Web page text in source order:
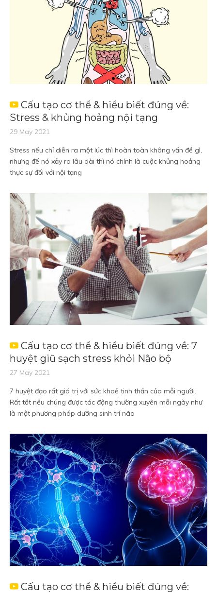
Cấu tạo cơ thể & hiểu biết đúng về:
Stress & khủng hoảng nội tạng
29 May 2021
Stress nếu chỉ diễn ra một lúc thì hoàn toàn không vấn đề gì,
nhưng để nó xảy ra lâu dài thì nó chính là cuộc khủng hoảng
thực sự đối với nội tạng
Cấu tạo cơ thể & hiểu biết đúng về: 7
huyệt giũ sạch stress khỏi Não bộ
27 May 2021
7 huyệt đạo rất giá trị với sức khoẻ tinh thần của mỗi người.
Rất tốt nếu chúng được tác động thường xuyên mỗi ngày như
là một phương pháp dưỡng sinh trí não
Cấu tạo cơ thể & hiểu biết đúng về: